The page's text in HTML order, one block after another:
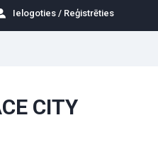
Ielogoties / Reģistrēties
CITY